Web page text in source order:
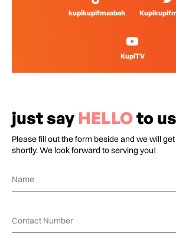
kupikupifmsabah
KupiTV
just say HELLOto
Please fill out the form beside and we will
shortly. We look forward to serving you!